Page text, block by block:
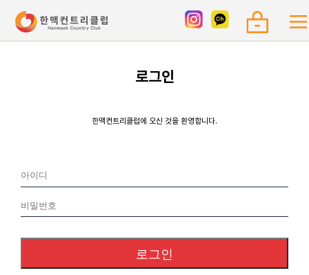
로그인
한맥컨트리클럽에 오신 것을 환영합니다.